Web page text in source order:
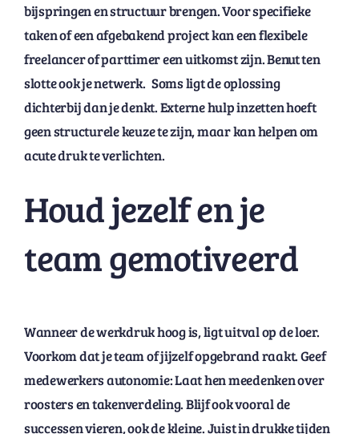
bijspringen en structuur brengen. Voor specifieke
taken of een afgebakend project kan een flexibele
freelancer of parttimer een uitkomst zijn. Benut ten
slotte ook je netwerk. Soms ligt de oplossing
dichterbij dan je denkt. Externe hulp inzetten hoeft
geen structurele keuze te zijn, maar kan helpen om
acute druk te verlichten.
Houd jezelf en je
team gemotiveerd
Wanneer de werkdruk hoog is, ligt uitval op de loer.
Voorkom dat je team of jijzelf opgebrand raakt. Geef
medewerkers autonomie: Laat hen meedenken over
roosters en takenverdeling. Blijf ook vooral de
successen vieren, ook de kleine. Juist in drukke tijden